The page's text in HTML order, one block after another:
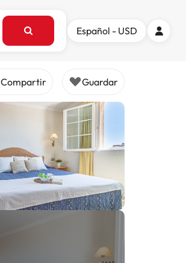
Español - USD
Compartir Guardar